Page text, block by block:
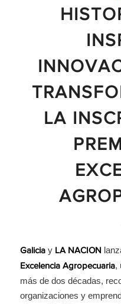
LA
Galiciay LA NACION
Excelencia Agropecuaria,
más de dos décadas,
organizaciones y